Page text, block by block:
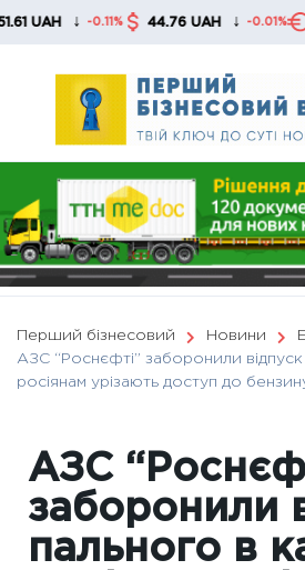
Skip
↓ -0.11% 44.76 UAH ↓ -0.01% 51.61
Перший бізнесовий Новини
АЗС “Роснєфті” заборонили відпуск
росіянам урізають доступ до
АЗС
заборонили
пального в